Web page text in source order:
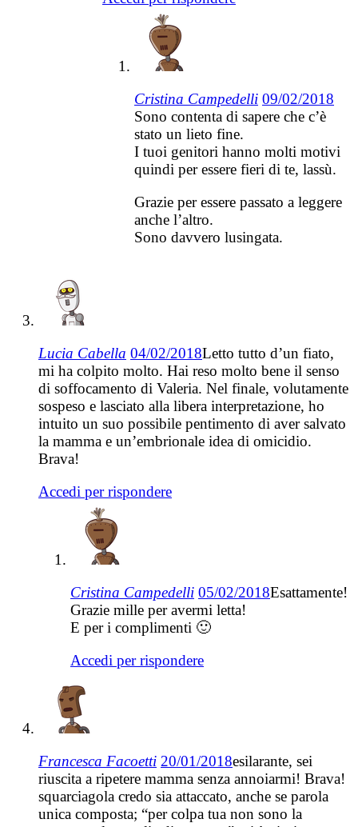
Cristina Campedelli 09/02/2018
Sono contenta di sapere che c’è
stato un lieto fine.
I tuoi genitori hanno molti motivi
quindi per essere fieri di te, lassù.
Grazie per essere passato a leggere
anche l’altro.
Sono davvero lusingata.
Lucia Cabella 04/02/2018Letto tutto d’un fiato,
mi ha colpito molto. Hai reso molto bene il senso
di soffocamento di Valeria. Nel finale, volutamente
sospeso e lasciato alla libera interpretazione, ho
intuito un suo possibile pentimento di aver salvato
la mamma e un’embrionale idea di omicidio.
Brava!
Accedi per rispondere
Cristina Campedelli 05/02/2018Esattamente!
Grazie mille per avermi letta!
E per i complimenti 🙂
Accedi per rispondere
Francesca Facoetti 20/01/2018esilarante, sei
riuscita a ripetere mamma senza annoiarmi! Brava!
squarciagola credo sia attaccato, anche se parola
unica composta; “per colpa tua non sono la